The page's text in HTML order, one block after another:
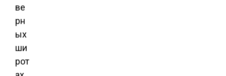
ве
рн
ых
ши
рот